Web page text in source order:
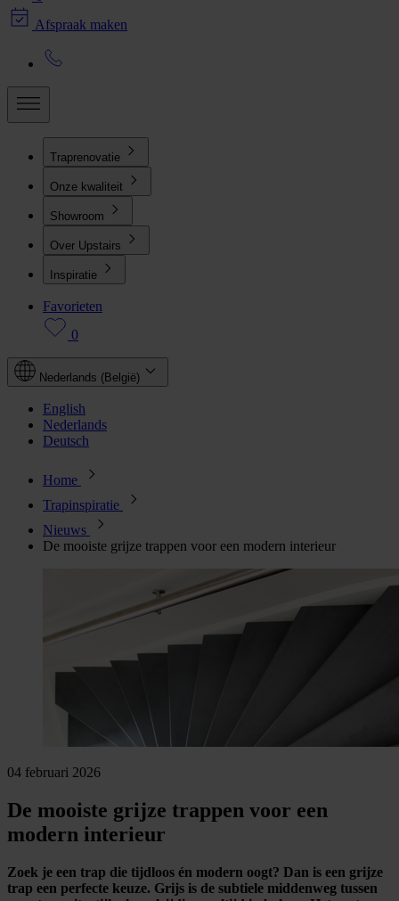
Afspraak maken
Traprenovatie
Onze kwaliteit
Showroom
Over Upstairs
Inspiratie
Favorieten
0
Nederlands (België)
English
Nederlands
Deutsch
Home
Trapinspiratie
Nieuws
De mooiste grijze trappen voor een modern interieur
04 februari 2026
De mooiste grijze trappen voor een
modern interieur
Zoek je een trap die tijdloos én modern oogt? Dan is een grijze
trap een perfecte keuze. Grijs is de subtiele middenweg tussen